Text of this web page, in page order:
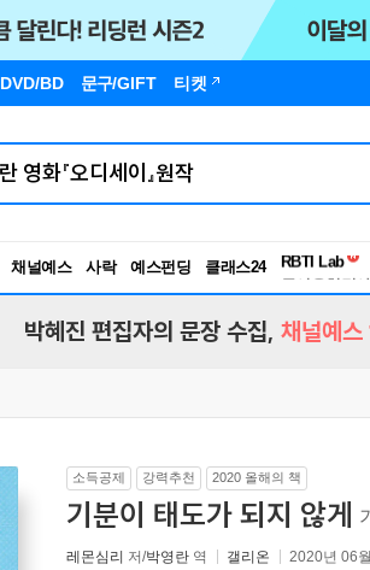
DVD/BD 문구/GIFT 티켓
채널예스 사락 예스펀딩 클래스24
독서유형검사
RBTI Lab
박혜진 편집자의 문장 수집, 채널예스
소득공제 강력추천 2020 올해의 책
기분이 태도가 되지 않게
레몬심리 저/박영란 역 갤리온 2020년 06